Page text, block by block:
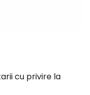
cu privire la